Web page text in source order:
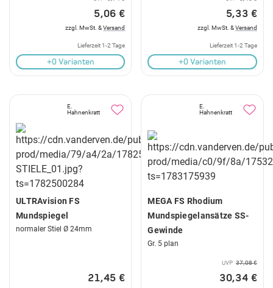
5,06 €
zzgl. MwSt. &Versand
Lieferzeit 1-2 Tage
+0 Varianten
5,33 €
zzgl. MwSt. &Versand
Lieferzeit 1-2 Tage
+0 Varianten
E.
Hahnenkratt
ULTRAvision FS
Mundspiegel
normaler Stiel Ø 24mm
21,45 €
E.
Hahnenkratt
MEGA FS Rhodium
Mundspiegelansätze SS-
Gewinde
Gr. 5 plan
UVP 37,08 €
30,34 €